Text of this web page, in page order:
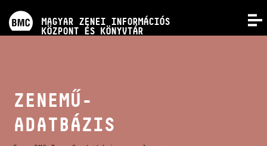
MAGYAR ZENEI INFORMÁCIÓS
KÖZPONT ÉS KÖNYVTÁR
KÉPZÉSEK
KIADVÁNYOK
ZENEMŰ-
ADATBÁZIS